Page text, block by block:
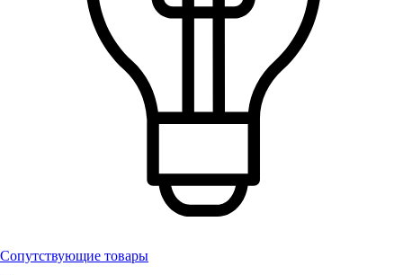
Сопутствующие товары